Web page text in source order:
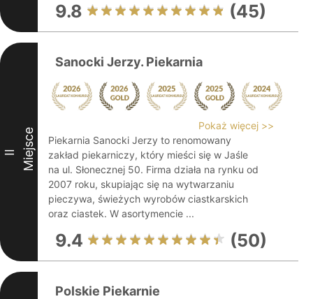
9.8 (45)
II Miejsce
Sanocki Jerzy. Piekarnia
Pokaż więcej >>
Piekarnia Sanocki Jerzy to renomowany
zakład piekarniczy, który mieści się w Jaśle
na ul. Słonecznej 50. Firma działa na rynku od
2007 roku, skupiając się na wytwarzaniu
pieczywa, świeżych wyrobów ciastkarskich
oraz ciastek. W asortymencie ...
9.4 (50)
Polskie Piekarnie